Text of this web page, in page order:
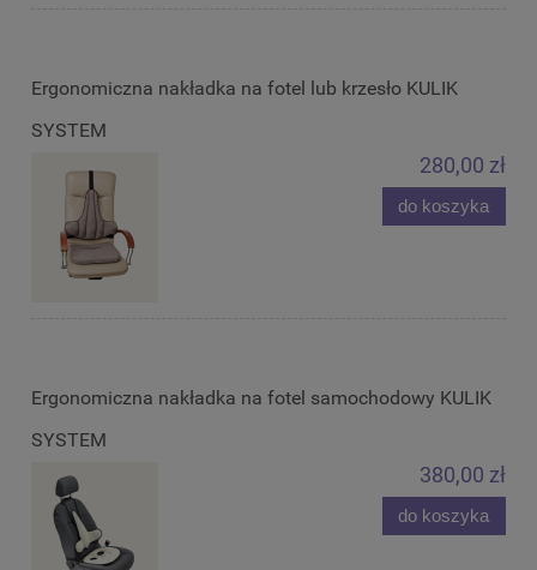
Ergonomiczna nakładka na fotel lub krzesło KULIK
SYSTEM
280,00 zł
do koszyka
Ergonomiczna nakładka na fotel samochodowy KULIK
SYSTEM
380,00 zł
do koszyka